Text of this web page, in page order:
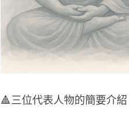
🔺三位代表人物的簡要介紹